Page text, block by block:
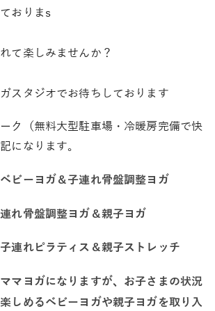
おりまs
て楽しみませんか？
スタジオでお待ちしております
ク（無料大型駐車場・冷暖房完備で快
になります。
ビーヨガ＆子連れ骨盤調整ヨガ
れ骨盤調整ヨガ＆親子ヨガ
連れピラティス＆親子ストレッチ
マヨガになりますが、お子さまの状況
しめるベビーヨガや親子ヨガを取り入